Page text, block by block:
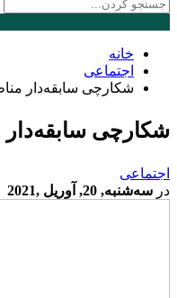
خانه
اجتماعی
شکارچی سابقه‌دار
شکارچی
اجتماعی
در سه‌شنبه, 20, آوریل ,2021